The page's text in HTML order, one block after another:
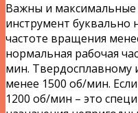
Важны и
инструмент буквально
частоте вращения
нормальная рабочая
мин. Твердосплавному
менее 1500 об/мин.
1200 об/мин – это